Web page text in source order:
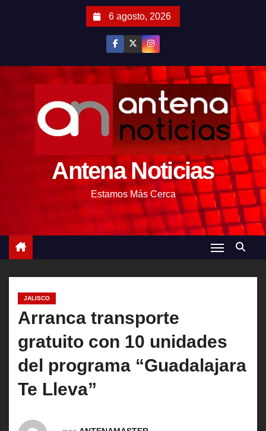
6 agosto, 2026
Antena Noticias
Estamos Más Cerca
JALISCO
Arranca transporte
gratuito con 10 unidades
del programa “Guadalajara
Te Lleva”